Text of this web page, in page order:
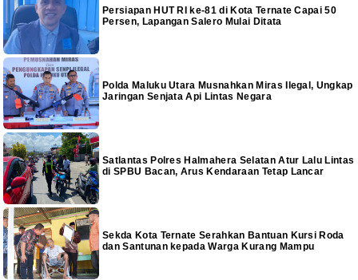
Persiapan HUT RI ke-81 di Kota Ternate Capai 50
Persen, Lapangan Salero Mulai Ditata
Polda Maluku Utara Musnahkan Miras Ilegal, Ungkap
Jaringan Senjata Api Lintas Negara
Satlantas Polres Halmahera Selatan Atur Lalu Lintas
di SPBU Bacan, Arus Kendaraan Tetap Lancar
Sekda Kota Ternate Serahkan Bantuan Kursi Roda
dan Santunan kepada Warga Kurang Mampu